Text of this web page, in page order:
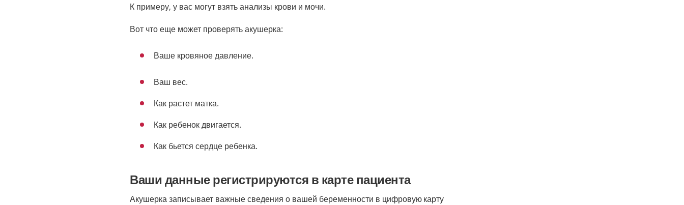
К примеру, у вас могут взять анализы крови и мочи.
Вот что еще может проверять акушерка:
Ваше кровяное давление.
Ваш вес.
Как растет матка.
Как ребенок двигается.
Как бьется сердце ребенка.
Ваши данные регистрируются в карте пациента
Акушерка записывает важные сведения о вашей беременности в цифровуюкарту